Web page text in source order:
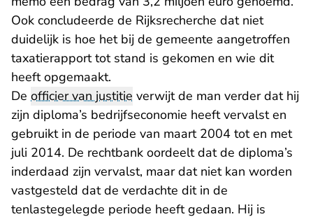
Ook concludeerde de Rijksrecherche dat niet
duidelijk is hoe het bij de gemeente aangetroffen
taxatierapport tot stand is gekomen en wie dit
heeft opgemaakt.
De officier van justitie verwijt de man verder dat hij
zijn diploma’s bedrijfseconomie heeft vervalst en
gebruikt in de periode van maart 2004 tot en met
juli 2014. De rechtbank oordeelt dat de diploma’s
inderdaad zijn vervalst, maar dat niet kan worden
vastgesteld dat de verdachte dit in de
tenlastegelegde periode heeft gedaan. Hij is